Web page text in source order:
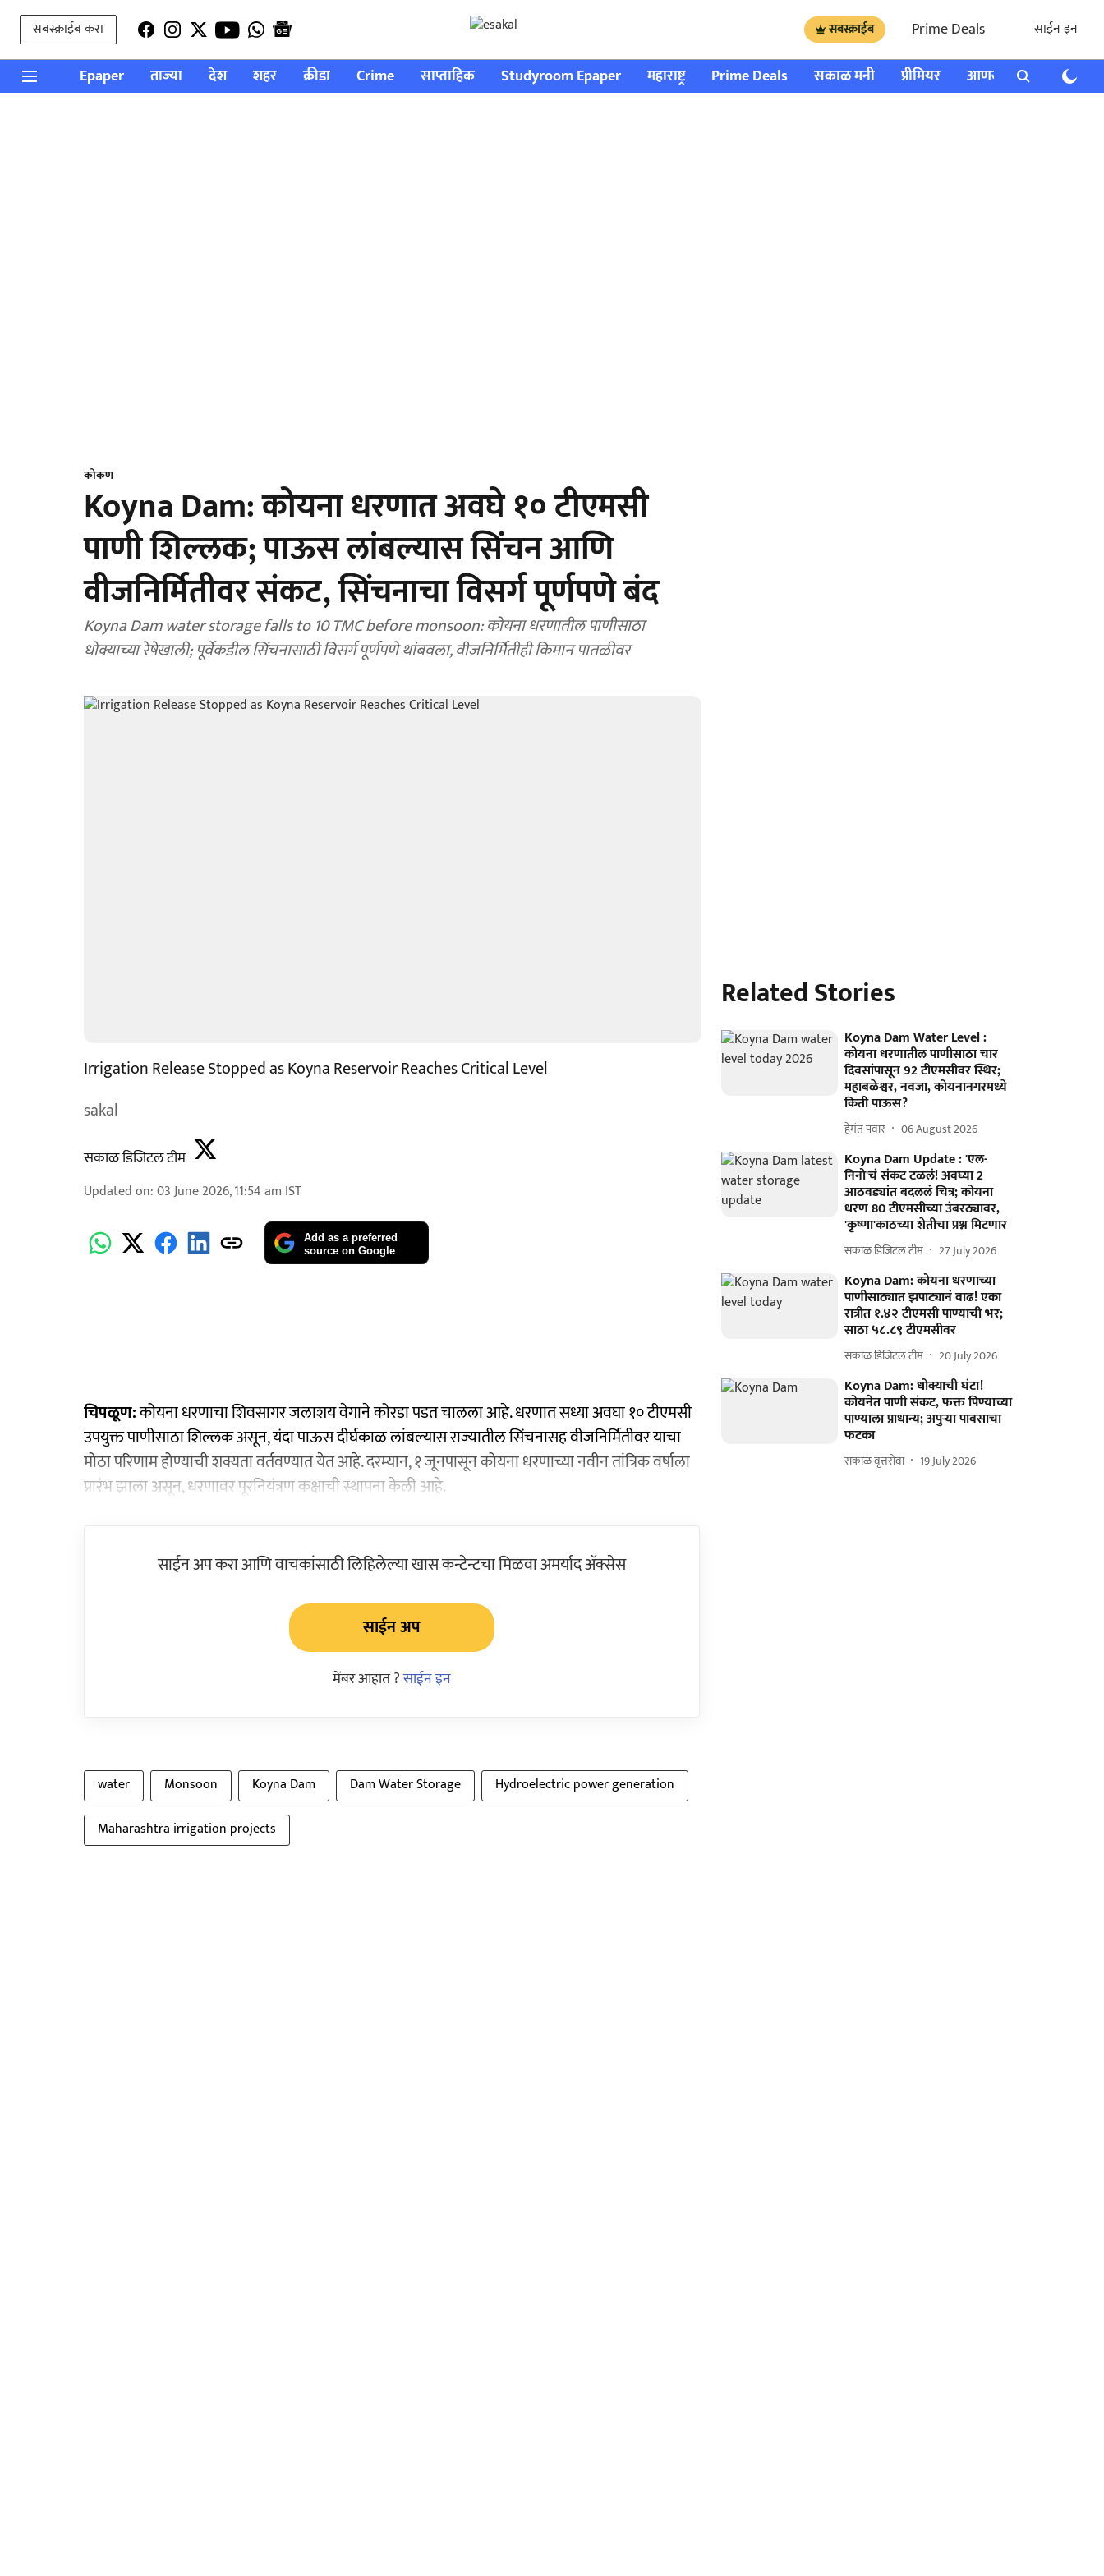
सबस्क्राईब करा सबस्क्राईब Prime Deals साईन इन
Epaper ताज्या देश शहर क्रीडा Crime साप्ताहिक Studyroom Epaper महाराष्ट्र Prime Deals सकाळ मनी प्रीमियर आणखी राशी भविष्य
कोकण
Koyna Dam: कोयना धरणात अवघे १० टीएमसी
पाणी शिल्लक; पाऊस लांबल्यास सिंचन आणि
वीजनिर्मितीवर संकट, सिंचनाचा विसर्ग पूर्णपणे बंद
Koyna Dam water storage falls to 10 TMC before monsoon: कोयना धरणातील पाणीसाठा
धोक्याच्या रेषेखाली; पूर्वेकडील सिंचनासाठी विसर्ग पूर्णपणे थांबवला, वीजनिर्मितीही किमान पातळीवर
Irrigation Release Stopped as Koyna Reservoir Reaches Critical Level
sakal
सकाळ डिजिटल टीम
Updated on:03 June 2026, 11:54 am IST
Add as a preferred
source on Google
चिपळूण:कोयना धरणाचा शिवसागर जलाशय वेगाने कोरडा पडत चालला आहे. धरणात सध्या अवघा १० टीएमसी
उपयुक्त पाणीसाठा शिल्लक असून, यंदा पाऊस दीर्घकाळ लांबल्यास राज्यातील सिंचनासह वीजनिर्मितीवर याचा
मोठा परिणाम होण्याची शक्यता वर्तवण्यात येत आहे. दरम्यान, १ जूनपासून कोयना धरणाच्या नवीन तांत्रिक वर्षाला
प्रारंभ झाला असून, धरणावर पूरनियंत्रण कक्षाची स्थापना केली आहे.
साईन अप करा आणि वाचकांसाठी लिहिलेल्या खास कन्टेन्टचा मिळवा अमर्याद ॲक्सेस
साईन अप
मेंबर आहात ?साईन इन
water Monsoon Koyna Dam Dam Water Storage
Hydroelectric power generation
Maharashtra irrigation projects
Related Stories
Koyna Dam Water Level :
कोयना धरणातील पाणीसाठा चार
दिवसांपासून 92 टीएमसीवर स्थिर;
महाबळेश्वर, नवजा, कोयनानगरमध्ये
किती पाऊस?
हेमंत पवार 06 August 2026
Koyna Dam Update : 'एल-
निनो'चं संकट टळलं! अवघ्या 2
आठवड्यांत बदललं चित्र; कोयना
धरण 80 टीएमसीच्या उंबरठ्यावर,
'कृष्णा'काठच्या शेतीचा प्रश्न मिटणार
सकाळ डिजिटल टीम 27 July 2026
Koyna Dam: कोयना धरणाच्या
पाणीसाठ्यात झपाट्यानं वाढ! एका
रात्रीत १.४२ टीएमसी पाण्याची भर;
साठा ५८.८९ टीएमसीवर
सकाळ डिजिटल टीम 20 July 2026
Koyna Dam: धोक्याची घंटा!
कोयनेत पाणी संकट, फक्त पिण्याच्या
पाण्याला प्राधान्य; अपुऱ्या पावसाचा
फटका
सकाळ वृत्तसेवा 19 July 2026